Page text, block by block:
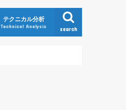
search
テクニカル分析
Technical Analysis